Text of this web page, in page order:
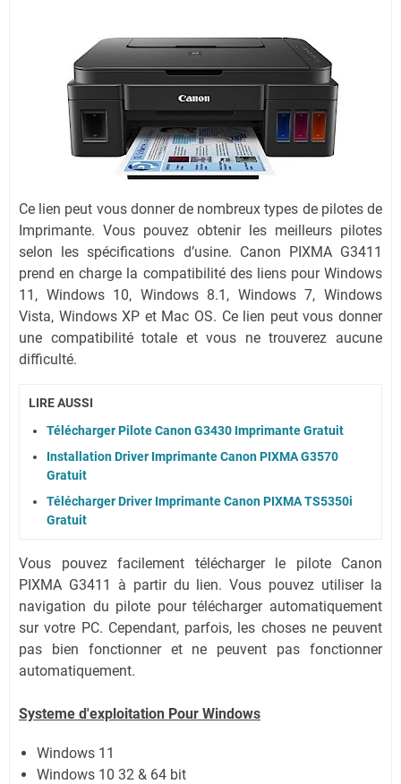
Ce lien peut vous donner de nombreux types de pilotes de
Imprimante. Vous pouvez obtenir les meilleurs pilotes
selon les spécifications d’usine. Canon PIXMA G3411
prend en charge la compatibilité des liens pour Windows
11, Windows 10, Windows 8.1, Windows 7, Windows
Vista, Windows XP et Mac OS. Ce lien peut vous donner
une compatibilité totale et vous ne trouverez aucune
difficulté.
LIRE AUSSI
Télécharger Pilote Canon G3430 Imprimante Gratuit
Installation Driver Imprimante Canon PIXMA G3570
Gratuit
Télécharger Driver Imprimante Canon PIXMA TS5350i
Gratuit
Vous pouvez facilement télécharger le pilote Canon
PIXMA G3411 à partir du lien. Vous pouvez utiliser la
navigation du pilote pour télécharger automatiquement
sur votre PC. Cependant, parfois, les choses ne peuvent
pas bien fonctionner et ne peuvent pas fonctionner
automatiquement.
Systeme d'exploitation Pour Windows
Windows 11
Windows 10 32 & 64 bit